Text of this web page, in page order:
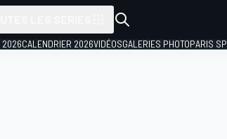
2026CALENDRIER 2026VIDÉOSGALERIES PHOTOPARIS